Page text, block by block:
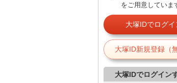
をご用意していま
大塚IDでログイ
大塚ID新規登録（
大塚IDでログイン